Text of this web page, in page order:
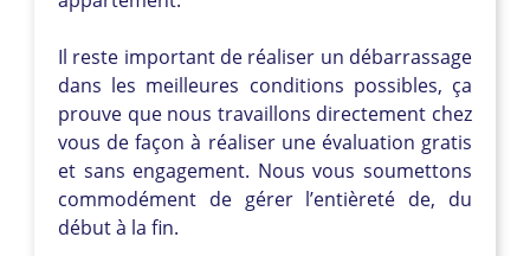
Il reste important de réaliser un débarrassage
dans les meilleures conditions possibles, ça
prouve que nous travaillons directement chez
vous de façon à réaliser une évaluation gratis
et sans engagement. Nous vous soumettons
commodément de gérer l’entièreté de, du
début à la fin.